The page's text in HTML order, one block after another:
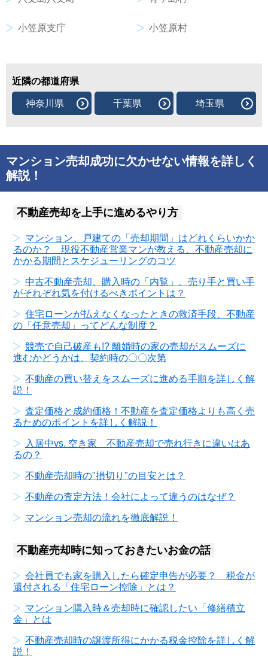
小笠原支庁 小笠原村
近隣の都道府県
神奈川県 千葉県 埼玉県
マンション売却成功に欠かせない情報を詳しく
解説！
不動産売却を上手に進めるやり方
マンション、戸建ての「売却期間」はどれくらいかか
るのか？ 現役不動産営業マンが教える、不動産売却に
かかる期間とスケジューリングのコツ
中古不動産売却、購入時の「内覧」。売り手と買い手
がそれぞれ気を付けるべきポイントは？
住宅ローンが払えなくなったときの救済手段、不動産
の「任意売却」ってどんな制度？
競売で自己破産も!? 離婚時の家の売却がスムーズに
進むかどうかは、契約時の〇〇次第
不動産の買い替えをスムーズに進める手順を詳しく解
説！
査定価格と成約価格！不動産を査定価格よりも高く売
るためのポイントを詳しく解説！
入居中vs. 空き家 不動産売却で売れ行きに違いはあ
るの？
不動産売却時の"損切り"の目安とは？
不動産の査定方法！会社によって違うのはなぜ？
マンション売却の流れを徹底解説！
不動産売却時に知っておきたいお金の話
会社員でも家を購入したら確定申告が必要？ 税金が
還付される「住宅ローン控除」とは？
マンション購入時＆売却時に確認したい「修繕積立
金」とは
不動産売却時の譲渡所得にかかる税金控除を詳しく解
説！